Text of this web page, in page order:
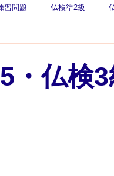
習問題 仏検準2級
・仏検